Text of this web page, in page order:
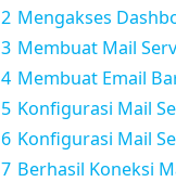
2 Mengakses
3 Membuat Mail
4 Membuat Email
5 Konfigurasi Mail
6 Konfigurasi Mail
7 Berhasil Koneksi